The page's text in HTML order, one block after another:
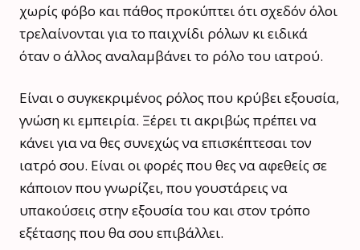
χωρίς φόβο και πάθος προκύπτει ότι σχεδόν όλοι
τρελαίνονται για το παιχνίδι ρόλων κι ειδικά
όταν ο άλλος αναλαμβάνει το ρόλο του ιατρού.
Είναι ο συγκεκριμένος ρόλος που κρύβει εξουσία,
γνώση κι εμπειρία. Ξέρει τι ακριβώς πρέπει να
κάνει για να θες συνεχώς να επισκέπτεσαι τον
ιατρό σου. Είναι οι φορές που θες να αφεθείς σε
κάποιον που γνωρίζει, που γουστάρεις να
υπακούσεις στην εξουσία του και στον τρόπο
εξέτασης που θα σου επιβάλλει.